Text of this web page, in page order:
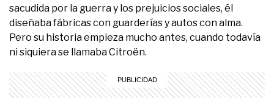
sacudida por la guerra y los prejuicios sociales, él
diseñaba fábricas con guarderías y autos con alma.
Pero su historia empieza mucho antes, cuando todavía
ni siquiera se llamaba Citroën.